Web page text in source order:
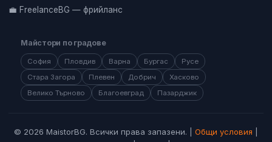
💼 FreelanceBG — фрийланс
Майстори по градове
София Пловдив Варна Бургас
Русе
Стара Загора
Плевен Добрич
Хасково
Велико Търново
Благоевград Пазарджик
© 2026 MaistorBG. Всички права запазени. | Общи условия